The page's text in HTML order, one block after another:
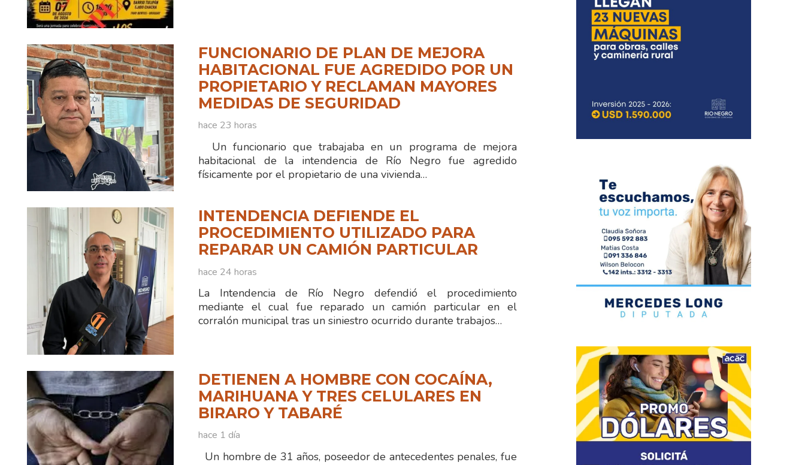
FUNCIONARIO DE PLAN DE MEJORA
HABITACIONAL FUE AGREDIDO POR UN
PROPIETARIO Y RECLAMAN MAYORES
MEDIDAS DE SEGURIDAD
hace 23 horas
Un funcionario que trabajaba en un programa de mejora
habitacional de la intendencia de Río Negro fue agredido
físicamente por el propietario de una vivienda…
INTENDENCIA DEFIENDE EL
PROCEDIMIENTO UTILIZADO PARA
REPARAR UN CAMIÓN PARTICULAR
hace 24 horas
La Intendencia de Río Negro defendió el procedimiento
mediante el cual fue reparado un camión particular en el
corralón municipal tras un siniestro ocurrido durante trabajos…
DETIENEN A HOMBRE CON COCAÍNA,
MARIHUANA Y TRES CELULARES EN
BIRARO Y TABARÉ
hace 1 día
Un hombre de 31 años, poseedor de antecedentes penales, fue